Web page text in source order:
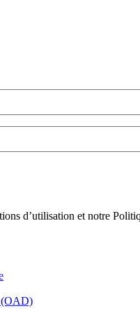
d’utilisation et notre
(OAD)